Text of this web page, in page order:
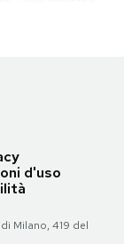
d'uso
Milano, 419 del